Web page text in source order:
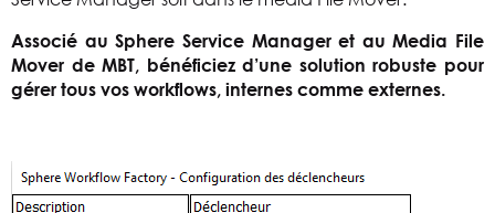
Associé au Sphere Service Manager et au Media File
Mover de MBT, bénéficiez d’une solution robuste pour
gérer tous vos workflows, internes comme externes.